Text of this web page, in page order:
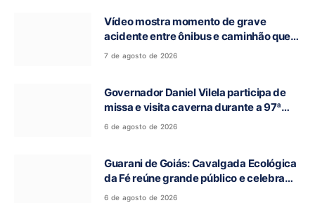
Vídeo mostra momento de grave
acidente entre ônibus e caminhão que
deixou cinco mortos na GO-010, em
7 de agosto de 2026
Governador Daniel Vilela participa de
missa e visita caverna durante a 97ª
Romaria do Bom Jesus da Lapa de Terra
6 de agosto de 2026
Guarani de Goiás: Cavalgada Ecológica
da Fé reúne grande público e celebra
tradição religiosa
6 de agosto de 2026